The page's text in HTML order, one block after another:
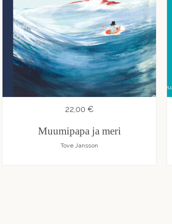
22,00 €
Muumipapa ja meri
Tove Jansson